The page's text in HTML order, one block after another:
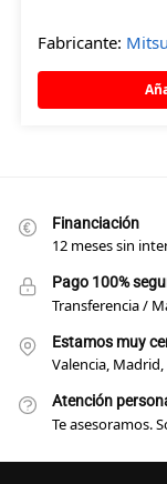
Fabricante:
Financiación
12 meses sin
Pago 100%
Transferencia /
Estamos muy
Valencia, Madrid,
Atención
Te asesoramos.